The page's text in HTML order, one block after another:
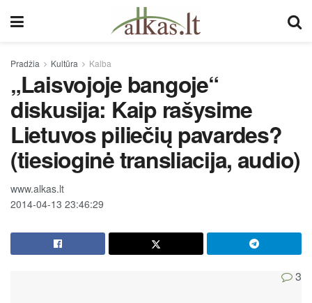
Pradžia Kultūra Kalba
„Laisvojoje bangoje“
diskusija: Kaip rašysime
Lietuvos piliečių pavardes?
(tiesioginė transliacija, audio)
www.alkas.lt
2014-04-13 23:46:29
3